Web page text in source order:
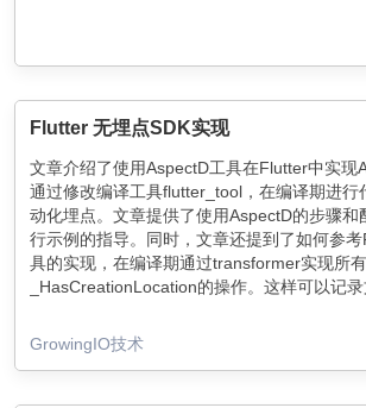
Flutter 无埋点SDK实现
文章介绍了使用AspectD工具在Flutter中实现
通过修改编译工具flutter_tool，在编译期进行
动化埋点。文章提供了使用AspectD的步骤和
行示例的指导。同时，文章还提到了如何参
具的实现，在编译期通过transformer实现所
_HasCreationLocation的操作。这样可以记录
行flutter clean并重新编译。
GrowingIO技术